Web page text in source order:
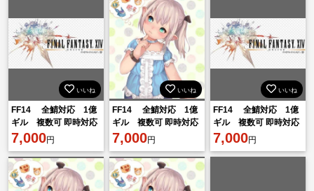
いいね
FF14 全鯖対応 1億
ギル 複数可 即時対応
7,000円
いいね
FF14 全鯖対応 1億
ギル 複数可 即時対応
7,000円
いいね
FF14 全鯖対応 1億
ギル 複数可 即時対応
7,000円